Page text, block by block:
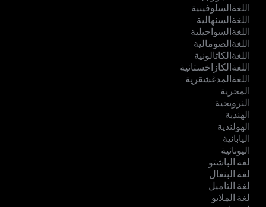
اللغةالسلوفينية
اللغةالسنهالية
اللغةالسواحيلية
اللغةالصومالية
اللغةالكاتالونية
اللغةالكازاخستانية
اللغةالمدغشقرية
المجرية
النرويجية
الهندية
الهولندية
اليابانية
اليونانية
لغة الباشتو
لغة البنغال
لغة التاميل
لغة الملايو